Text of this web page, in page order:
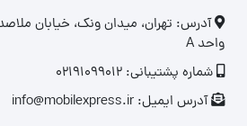
واحد A
شماره پشتیبانی: 02191099012
آدرس ایمیل: info@mobilexpress.ir